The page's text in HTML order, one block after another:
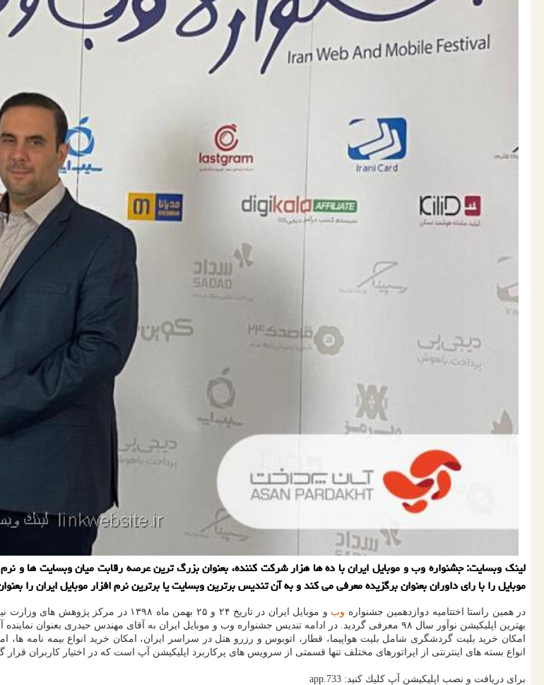
لینك وبسایت: جشنواره وب و موبایل ایران با ده ها هزار شركت كننده، بعنوان بزرگ ترین عرصه رقابت میان وبسایت ها و
موبایل را با رای داوران بعنوان برگزیده معرفی می كند و به آن تندیس برترین وبسایت یا برترین نرم افزار موبایل ایران را
در همین راستا اختتامیه دوازدهمین جشنواره وب
بهترین اپلیكیشن نوآور سال ۹۸ معرفی گردید. در ادامه تندیس جشنواره وب و موبایل ایران به آقای مهندس حیدری بعنوان نماینده آپ در این مراسم اعطا گردید.
امكان خرید بلیت گردشگری شامل بلیت هواپیما، قطار، اتوبوس و رزرو هتل در سراسر ایران، امكان خرید انواع بیمه نامه
انواع بسته های اینترنتی از اپراتورهای مختلف تنها قسمتی از سرویس های پركاربرد اپلیكیشن آپ است كه در اختیار كاربران
برای دریافت و نصب اپلیكیشن آپ كلیك كنید: app.733